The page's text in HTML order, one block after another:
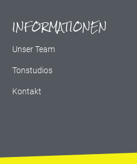
INFORMATIONEN
Unser Team
Tonstudios
Kontakt